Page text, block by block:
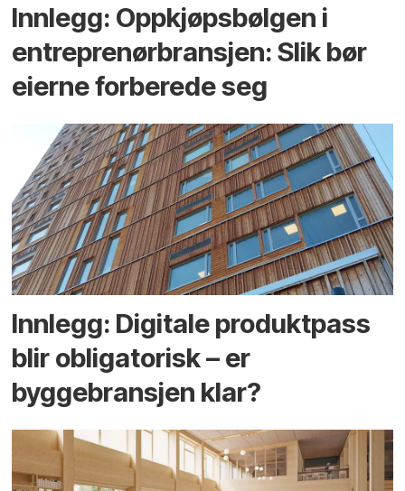
Innlegg: Oppkjøps­bølgen i
entreprenør­bransjen: Slik bør
eierne forberede seg
Innlegg: Digitale produktpass
blir obligatorisk – er
byggebransjen klar?